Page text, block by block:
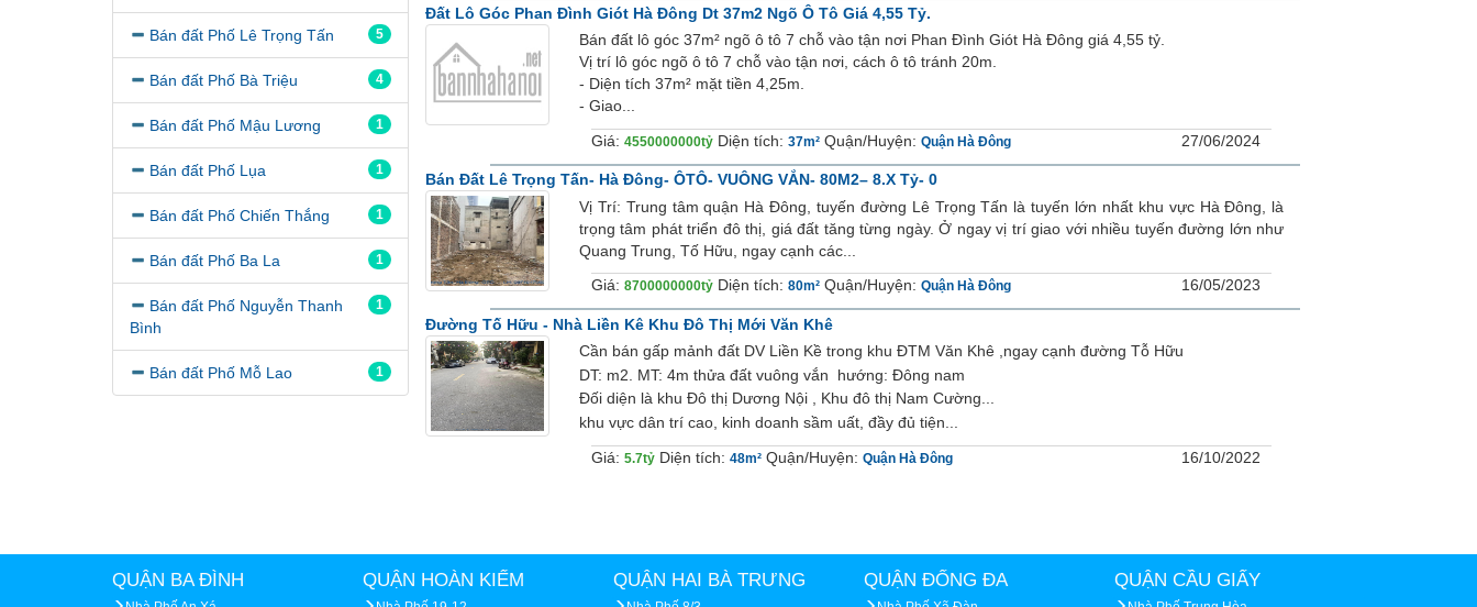
5
Bán đất Phố Lê Trọng Tấn
4
Bán đất Phố Bà Triệu
1
Bán đất Phố Mậu Lương
1
Bán đất Phố Lụa
1
Bán đất Phố Chiến Thắng
1
Bán đất Phố Ba La
1
Bán đất Phố Nguyễn Thanh
Bình
1
Bán đất Phố Mỗ Lao
Đất Lô Góc Phan Đình Giót Hà Đông Dt 37m2 Ngõ Ô Tô Giá 4,55 Tỷ.
Bán đất lô góc 37m² ngõ ô tô 7 chỗ vào tận nơi Phan Đình Giót Hà Đông giá 4,55 tỷ.
Vị trí lô góc ngõ ô tô 7 chỗ vào tận nơi, cách ô tô tránh 20m.
- Diện tích 37m² mặt tiền 4,25m.
- Giao...
Giá: 4550000000tỷ Diện tích: 37m² Quận/Huyện: Quận Hà Đông 27/06/2024
Bán Đất Lê Trọng Tấn- Hà Đông- ÔTÔ- VUÔNG VẮN- 80M2– 8.x Tỷ- 0
Vị Trí: Trung tâm quận Hà Đông, tuyến đường Lê Trọng Tấn là tuyến lớn nhất khu vực Hà Đông, là
trọng tâm phát triển đô thị, giá đất tăng từng ngày. Ở ngay vị trí giao với nhiều tuyến đường lớn như
Quang Trung, Tố Hữu, ngay cạnh các...
Giá: 8700000000tỷ Diện tích: 80m² Quận/Huyện: Quận Hà Đông 16/05/2023
Đường Tố Hữu - Nhà Liền Kê Khu Đô Thị Mới Văn Khê
Cần bán gấp mảnh đất DV Liền Kề trong khu ĐTM Văn Khê ,ngay cạnh đường Tỗ Hữu
DT: m2. MT: 4m thửa đất vuông vắn hướng: Đông nam
Đối diện là khu Đô thị Dương Nội , Khu đô thị Nam Cường...
khu vực dân trí cao, kinh doanh sầm uất, đầy đủ tiện...
Giá: 5.7tỷ Diện tích: 48m² Quận/Huyện: Quận Hà Đông 16/10/2022
QUẬN BA ĐÌNH QUẬN HOÀN KIẾM QUẬN HAI BÀ TRƯNG QUẬN ĐỐNG ĐA QUẬN CẦU GIẤY